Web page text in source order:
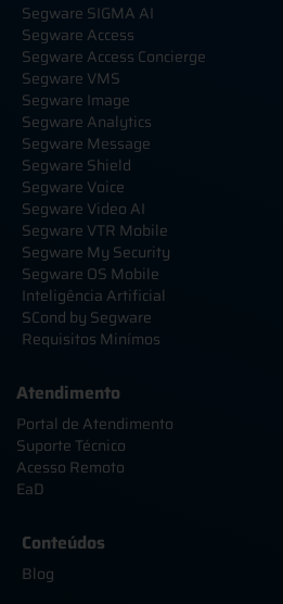
Segware SIGMA AI
Segware Access
Segware Access Concierge
Segware VMS
Segware Image
Segware Analytics
Segware Message
Segware Shield
Segware Voice
Segware Video AI
Segware VTR Mobile
Segware My Security
Segware OS Mobile
Inteligência Artificial
SCond by Segware
Requisitos Minímos
Atendimento
Portal de Atendimento
Suporte Técnico
Acesso Remoto
EaD
Conteúdos
Blog